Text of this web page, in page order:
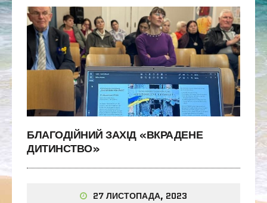
БЛАГОДІЙНИЙ ЗАХІД «ВКРАДЕНЕ
ДИТИНСТВО»
27 ЛИСТОПАДА, 2023